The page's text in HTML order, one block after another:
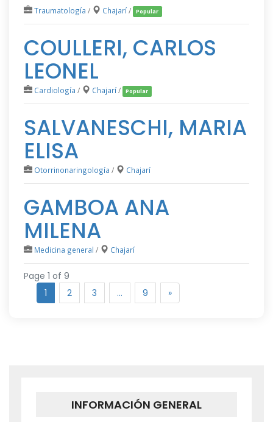
Traumatología / Chajarí/ Popular
COULLERI, CARLOS
LEONEL
Cardiología / Chajarí/ Popular
SALVANESCHI, MARIA
ELISA
Otorrinonaringología / Chajarí
GAMBOA ANA
MILENA
Medicina general / Chajarí
Page 1 of 9
1
2 3 … 9 »
INFORMACIÓN GENERAL